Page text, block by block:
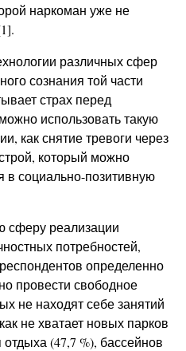
наркоман уже не
различных сфер
сознания той части
страх перед
использовать такую
как снятие тревоги через
который можно
в социально-позитивную
сферу реализации
потребностей,
определенно
провести свободное
не находят себе занятий
не хватает новых парков
(47,7 %), бассейнов